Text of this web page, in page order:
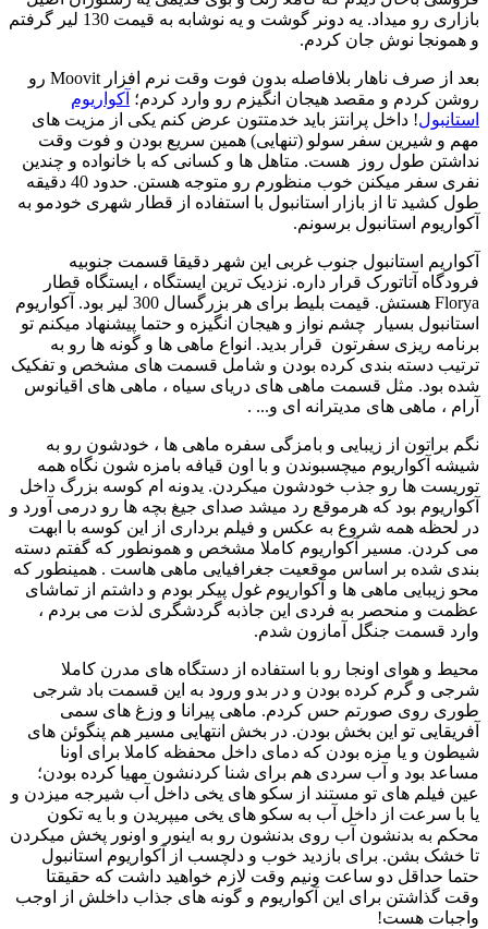
بازاری رو میداد. یه دونر گوشت و یه نوشابه به قیمت 130 لیر گرفتم
و همونجا نوش جان کردم.
بعد از صرف ناهار بلافاصله بدون فوت وقت نرم افزار Moovit رو
روشن کردم و مقصد هیجان انگیزم رو وارد کردم؛ آکواریوم
استانبول! داخل پرانتز باید خدمتتون عرض کنم یکی از مزیت های
مهم و شیرین سفر سولو (تنهایی) همین سریع بودن و فوت وقت
نداشتن طول روز هست. متاهل ها و کسانی که با خانواده و چندین
نفری سفر میکنن خوب منظورم رو متوجه هستن. حدود 40 دقیقه
طول کشید تا از بازار استانبول با استفاده از قطار شهری خودمو به
آکواریوم استانبول برسونم.
آکواریم استانبول جنوب غربی این شهر دقیقا قسمت جنوبیه
فرودگاه آتاتورک قرار داره. نزدیک ترین ایستگاه ، ایستگاه قطار
Florya هستش. قیمت بلیط برای هر بزرگسال 300 لیر بود. آکواریوم
استانبول بسیار چشم نواز و هیجان انگیزه و حتما پیشنهاد میکنم تو
برنامه ریزی سفرتون قرار بدید. انواع ماهی ها و گونه ها رو به
ترتیب دسته بندی کرده بودن و شامل قسمت های مشخص و تفکیک
شده بود. مثل قسمت ماهی های دریای سیاه ، ماهی های اقیانوس
آرام ، ماهی های مدیترانه ای و... .
نگم براتون از زیبایی و بامزگی سفره ماهی ها ، خودشون رو به
شیشه آکواریوم میچسبوندن و با اون قیافه بامزه شون نگاه همه
توریست ها رو جذب خودشون میکردن. یدونه ام کوسه بزرگ داخل
آکواریوم بود که هرموقع رد میشد صدای جیغ بچه ها رو درمی آورد و
در لحظه همه شروع به عکس و فیلم برداری از این کوسه با ابهت
می کردن. مسیر آکواریوم کاملا مشخص و همونطور که گفتم دسته
بندی شده بر اساس موقعیت جغرافیایی ماهی هاست . همینطور که
محو زیبایی ماهی ها و آکواریوم غول پیکر بودم و داشتم از تماشای
عظمت و منحصر به فردی این جاذبه گردشگری لذت می بردم ،
وارد قسمت جنگل آمازون شدم.
محیط و هوای اونجا رو با استفاده از دستگاه های مدرن کاملا
شرجی و گرم کرده بودن و در بدو ورود به این قسمت باد شرجی
طوری روی صورتم حس کردم. ماهی پیرانا و وزغ های سمی
آفریقایی تو این بخش بودن. در بخش انتهایی مسیر هم پنگوئن های
شیطون و یا مزه بودن که دمای داخل محفظه کاملا برای اونا
مساعد بود و آب سردی هم برای شنا کردنشون مهیا کرده بودن؛
عین فیلم های تو مستند از سکو های یخی داخل آب شیرجه میزدن و
یا با سرعت از داخل آب به سکو های یخی میپریدن و با یه تکون
محکم به بدنشون آب روی بدنشون رو به اینور و اونور پخش میکردن
تا خشک بشن. برای بازدید خوب و دلچسب از آکواریوم استانبول
حتما حداقل دو ساعت ونیم وقت لازم خواهید داشت که حقیقتا
وقت گذاشتن برای این آکواریوم و گونه های جذاب داخلش از اوجب
واجبات هست!